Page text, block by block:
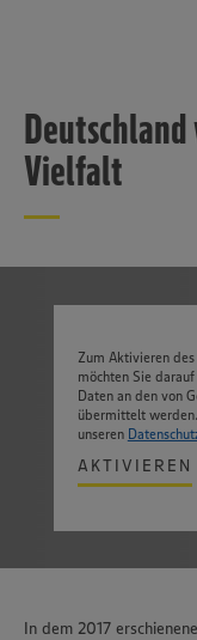
Vielfalt
Zum Aktivieren
möchten Sie
Daten an den von
übermittelt
unseren
AKTIVIEREN
In dem 2017